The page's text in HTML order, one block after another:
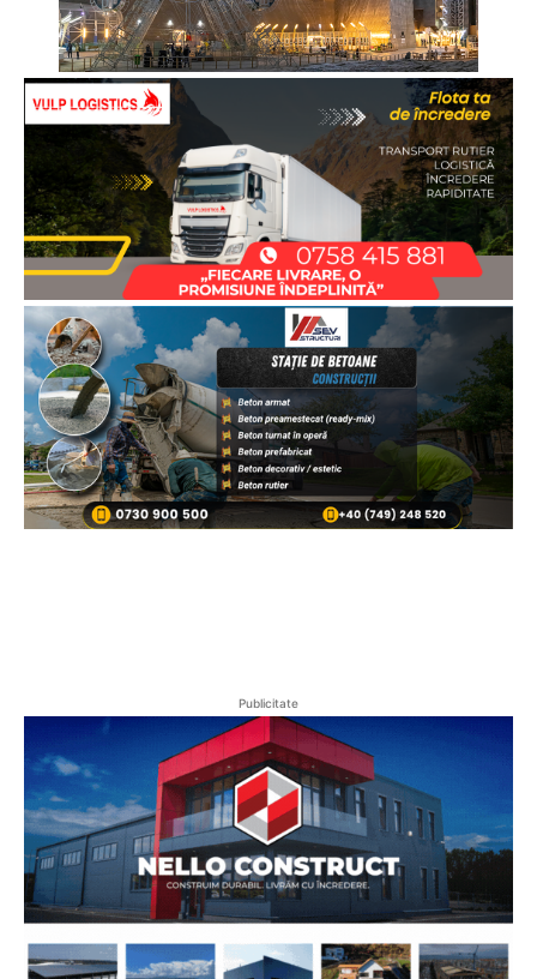
Publicitate